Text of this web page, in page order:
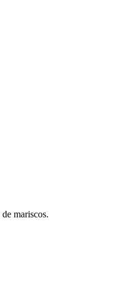
mariscos.